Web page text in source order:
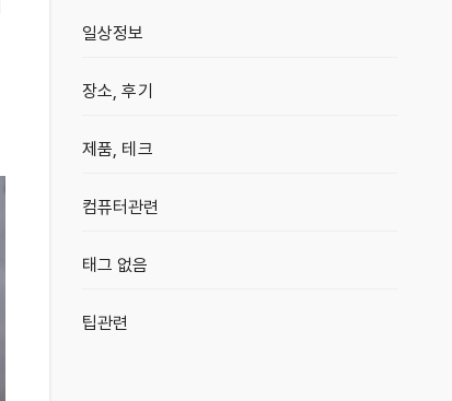
일상정보
장소, 후기
제품, 테크
컴퓨터관련
태그 없음
팁관련